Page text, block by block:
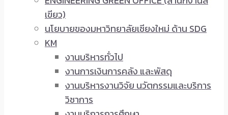
เขียว)
นโยบายของมหาวิทยาลัยเชียงใหม่ ด้าน SDG
KM
งานบริหารทั่วไป
งานการเงินการคลัง และพัสดุ
งานบริหารงานวิจัย นวัตกรรมและบริการ
วิชาการ